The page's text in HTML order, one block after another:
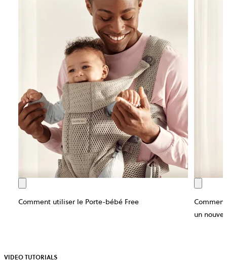
Comment utiliser le Porte-bébé Free
un
VIDEO TUTORIALS